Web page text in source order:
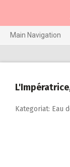
Main Navigation
Hiustenhoito
Ihonhoito
Kategoriat: Eau